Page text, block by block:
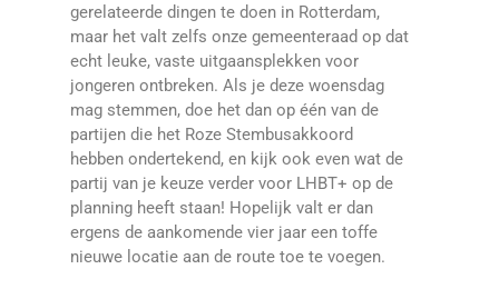
gerelateerde dingen te doen in Rotterdam,
maar het valt zelfs onze gemeenteraad op dat
echt leuke, vaste uitgaansplekken voor
jongeren ontbreken. Als je deze woensdag
mag stemmen, doe het dan op één van de
partijen die het Roze Stembusakkoord
hebben ondertekend, en kijk ook even wat de
partij van je keuze verder voor LHBT+ op de
planning heeft staan! Hopelijk valt er dan
ergens de aankomende vier jaar een toffe
nieuwe locatie aan de route toe te voegen.